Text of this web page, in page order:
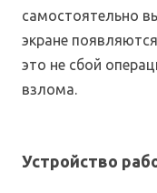
самостоятельно
экране
это не сбой
взлома.
Устройство